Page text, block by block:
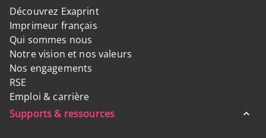
Découvrez Exaprint
Imprimeur français
Qui sommes nous
Notre vision et nos valeurs
Nos engagements
RSE
Emploi & carrière
Supports & ressources